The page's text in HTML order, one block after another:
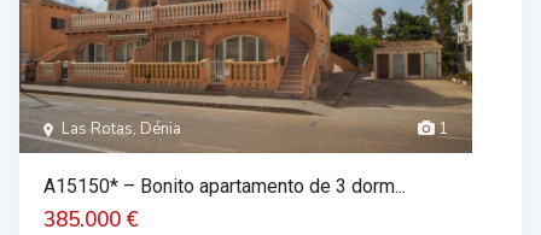
1
Las Rotas, Dénia
A15150* – Bonito apartamento de 3 dorm...
385.000 €